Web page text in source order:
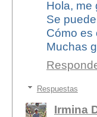
Hola, me
Se
Cómo es
Muchas
Respuestas
Irmina